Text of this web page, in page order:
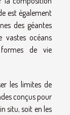
est également
des géantes
vastes océans
de vie
les limites de
conçus pour
situ, soit en les